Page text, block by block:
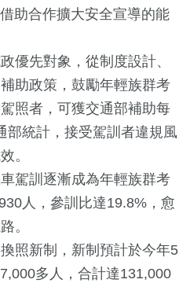
助合作擴大安全宣導的能
優先對象，從制度設計、
助政策，鼓勵年輕族群考
照者，可獲交通部補助每
部統計，接受駕訓者違規風
。
駕訓逐漸成為年輕族群考
人，參訓比達19.8%，愈
。
照新制，新制預計於今年5
多人，合計達131,000